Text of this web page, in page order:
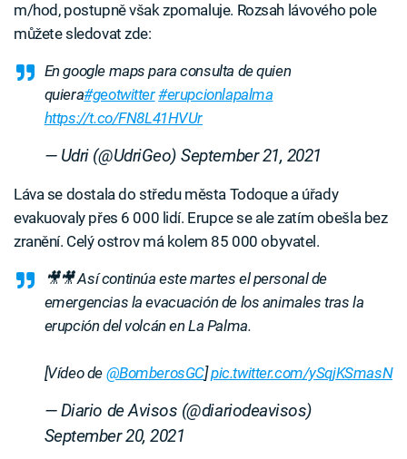
m/hod, postupně však zpomaluje. Rozsah lávového pole
můžete sledovat zde:
En google maps para consulta de quien
quiera#geotwitter#erupcionlapalma
https://t.co/FN8L41HVUr
— Udri (@UdriGeo)September 21, 2021
Láva se dostala do středu města Todoque a úřady
evakuovaly přes 6 000 lidí. Erupce se ale zatím obešla bez
zranění. Celý ostrov má kolem 85 000 obyvatel.
🎥🎥 Así continúa este martes el personal de
emergencias la evacuación de los animales tras la
erupción del volcán en La Palma.
[Vídeo de @BomberosGC]pic.twitter.com/ySqjKSmasN
— Diario de Avisos (@diariodeavisos)
September 20, 2021